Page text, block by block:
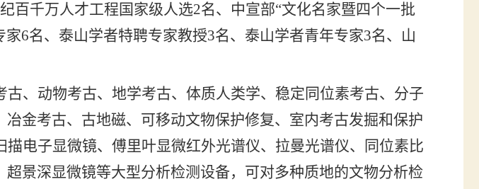
百千万人才工程国家级人选2名、中宣部“文化名家暨四个一批
家6名、泰山学者特聘专家教授3名、泰山学者青年专家3名、山
古、动物考古、地学考古、体质人类学、稳定同位素考古、分子
金考古、古地磁、可移动文物保护修复、室内考古发掘和保护
描电子显微镜、傅里叶显微红外光谱仪、拉曼光谱仪、同位素比
景深显微镜等大型分析检测设备，可对多种质地的文物分析检